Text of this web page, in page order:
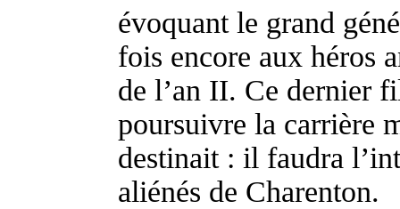
évoquant le grand
fois encore aux héros
de l’an II. Ce dernier
poursuivre la carrière
destinait : il faudra
aliénés de Charenton.